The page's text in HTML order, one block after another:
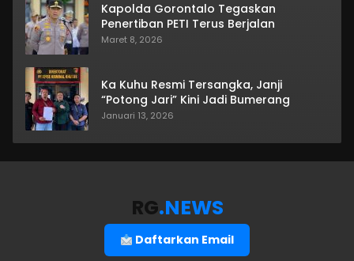
Kapolda Gorontalo Tegaskan
Penertiban PETI Terus Berjalan
Maret 8, 2026
Ka Kuhu Resmi Tersangka, Janji
“Potong Jari” Kini Jadi Bumerang
Januari 13, 2026
RG.NEWS
Daftarkan Email